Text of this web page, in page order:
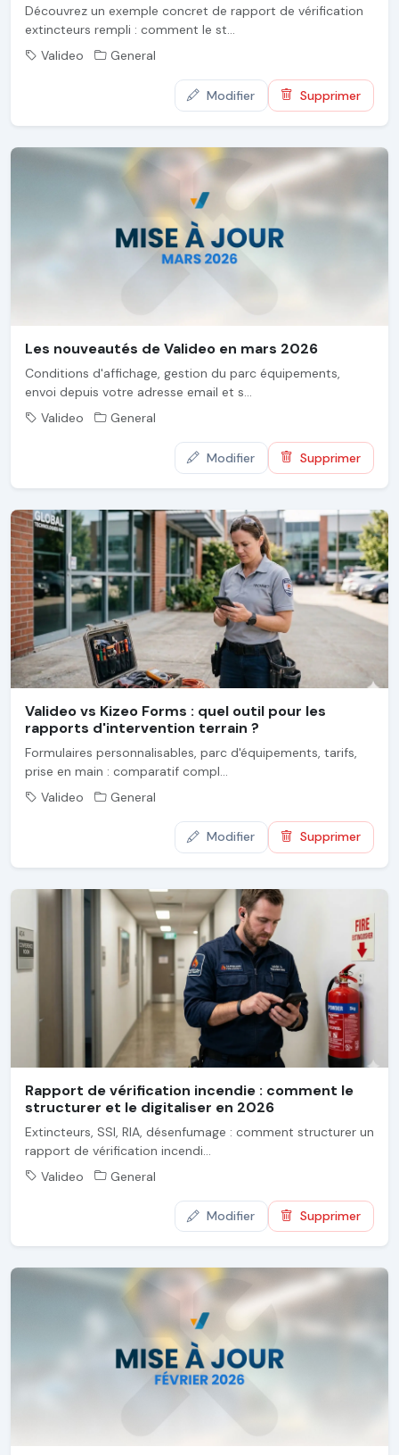
Découvrez un exemple concret de rapport de vérification
extincteurs rempli : comment le st...
Valideo
General
Modifier Supprimer
Les nouveautés de Valideo en mars 2026
Conditions d'affichage, gestion du parc équipements,
envoi depuis votre adresse email et s...
Valideo
General
Modifier Supprimer
Valideo vs Kizeo Forms : quel outil pour les
rapports d'intervention terrain ?
Formulaires personnalisables, parc d'équipements, tarifs,
prise en main : comparatif compl...
Valideo
General
Modifier Supprimer
Rapport de vérification incendie : comment le
structurer et le digitaliser en 2026
Extincteurs, SSI, RIA, désenfumage : comment structurer un
rapport de vérification incendi...
Valideo
General
Modifier Supprimer